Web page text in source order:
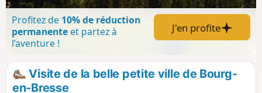
Profitez de 10% de réduction
permanenteet partez à
l’aventure !
J'en profite
Visite de la belle petite ville de Bourg-
en-Bresse